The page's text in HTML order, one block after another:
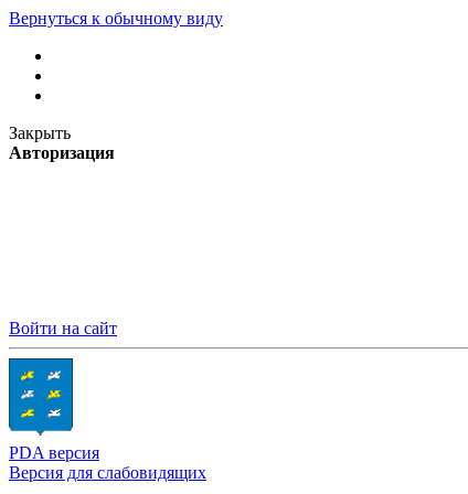
Вернуться к обычному виду
Закрыть
Авторизация
Войти на сайт
PDA версия
Версия для слабовидящих